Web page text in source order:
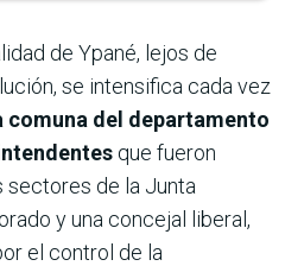
de Ypané, lejos de
se intensifica cada vez
comuna del departamento
que fueron
de la Junta
y una concejal liberal,
el control de la